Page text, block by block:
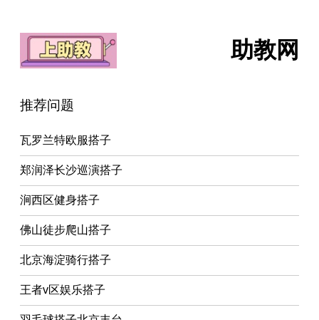
助教网
推荐问题
瓦罗兰特欧服搭子
郑润泽长沙巡演搭子
涧西区健身搭子
佛山徒步爬山搭子
北京海淀骑行搭子
王者v区娱乐搭子